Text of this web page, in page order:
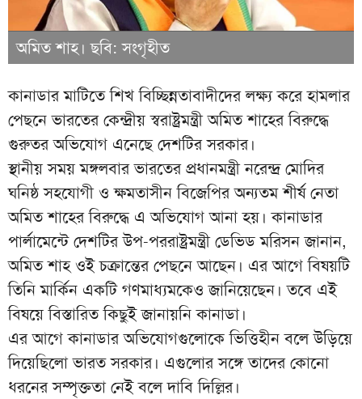
অমিত শাহ। ছবি: সংগৃহীত
কানাডার মাটিতে শিখ বিচ্ছিন্নতাবাদীদের লক্ষ্য করে হামলার
পেছনে ভারতের কেন্দ্রীয় স্বরাষ্ট্রমন্ত্রী অমিত শাহের বিরুদ্ধে
গুরুতর অভিযোগ এনেছে দেশটির সরকার।
স্থানীয় সময় মঙ্গলবার ভারতের প্রধানমন্ত্রী নরেন্দ্র মোদির
ঘনিষ্ঠ সহযোগী ও ক্ষমতাসীন বিজেপির অন্যতম শীর্ষ নেতা
অমিত শাহের বিরুদ্ধে এ অভিযোগ আনা হয়। কানাডার
পার্লামেন্টে দেশটির উপ-পররাষ্ট্রমন্ত্রী ডেভিড মরিসন জানান,
অমিত শাহ ওই চক্রান্তের পেছনে আছেন। এর আগে বিষয়টি
তিনি মার্কিন একটি গণমাধ্যমকেও জানিয়েছেন। তবে এই
বিষয়ে বিস্তারিত কিছুই জানায়নি কানাডা।
এর আগে কানাডার অভিযোগগুলোকে ভিত্তিহীন বলে উড়িয়ে
দিয়েছিলো ভারত সরকার। এগুলোর সঙ্গে তাদের কোনো
ধরনের সম্পৃক্ততা নেই বলে দাবি দিল্লির।